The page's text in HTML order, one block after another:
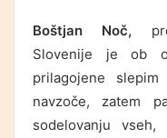
Boštjan Noč,
Slovenije je ob
prilagojene
navzoče, zatem
sodelovanju